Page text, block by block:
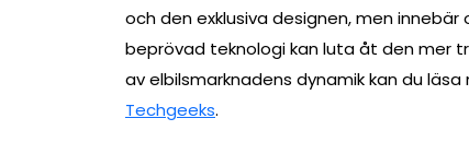
och den exklusiva designen, men
beprövad teknologi kan luta åt den mer
av elbilsmarknadens dynamik kan du
Techgeeks.